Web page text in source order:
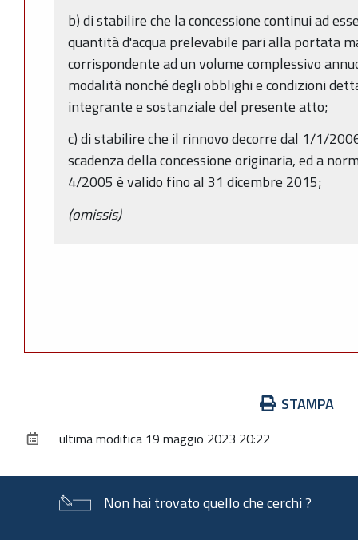
b) di stabilire che la concessione continui ad
quantità d'acqua prelevabile pari alla portata
corrispondente ad un volume complessivo
modalità nonché degli obblighi e condizioni
integrante e sostanziale del presente atto;
c) di stabilire che il rinnovo decorre dal 1/1/
scadenza della concessione originaria, ed a
4/2005 è valido fino al 31 dicembre 2015;
(omissis)
documento
STAMPA
ultima modifica 19 maggio 2023 20:22
Non hai trovato quello che cerchi ?